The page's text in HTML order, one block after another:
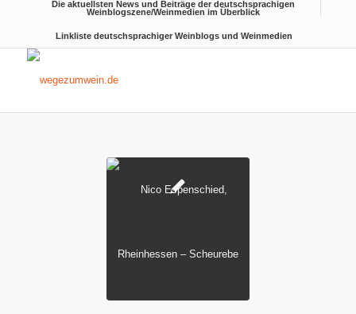
Die aktuellsten News und Beiträge der deutschsprachigen
Weinblogszene/Weinmedien im Überblick
Linkliste deutschsprachiger Weinblogs und Weinmedien